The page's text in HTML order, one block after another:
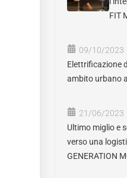
FIT
09/10/2023
Elettrificazione
ambito urbano
21/06/2023
Ultimo miglio e
verso una
GENERATION